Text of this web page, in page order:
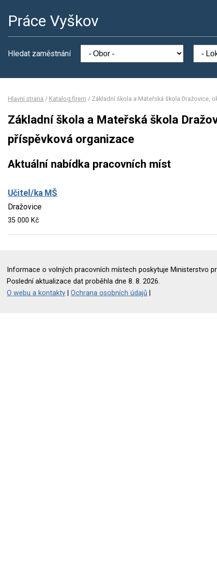
Práce Vyškov
Hledat zaměstnání
Hlavní strana / Katalog firem / Základní škola a Mateřská škola Dražovice,
Základní škola a Mateřská škola
příspěvková organizace
Aktuální nabídka pracovních míst
Učitel/ka MŠ
Dražovice
35 000 Kč
Informace o volných pracovních místech poskytuje Ministerstvo
Poslední aktualizace dat proběhla dne 8. 8. 2026.
O webu a kontakty |Ochrana osobních údajů